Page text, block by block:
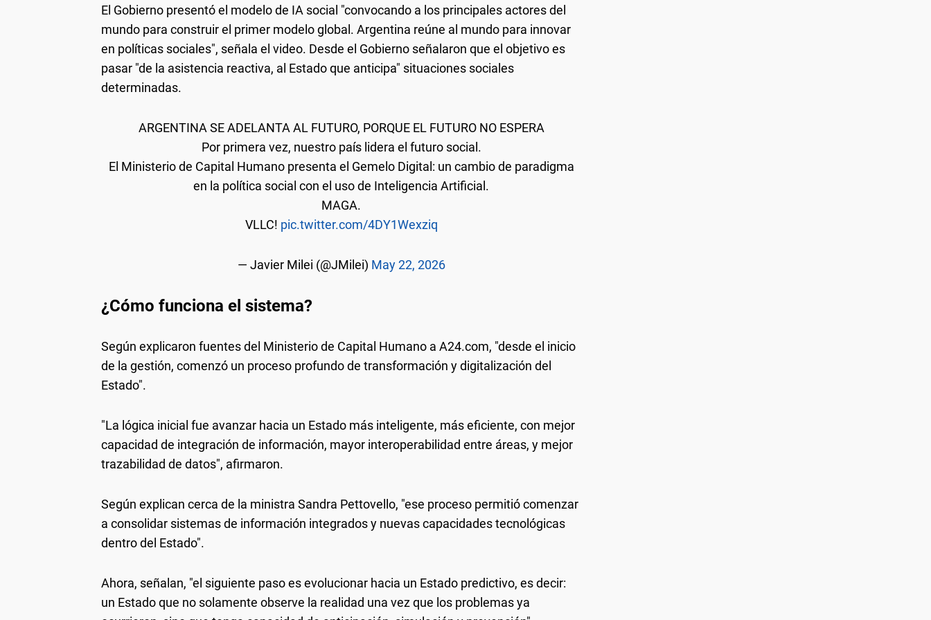
El Gobierno presentó el modelo de IA social "convocando a los principales actores del
mundo para construir el primer modelo global. Argentina reúne al mundo para innovar
en políticas sociales", señala el video. Desde el Gobierno señalaron que el objetivo es
pasar "de la asistencia reactiva, al Estado que anticipa" situaciones sociales
determinadas.
ARGENTINA SE ADELANTA AL FUTURO, PORQUE EL FUTURO NO ESPERA
Por primera vez, nuestro país lidera el futuro social.
El Ministerio de Capital Humano presenta el Gemelo Digital: un cambio de paradigma
en la política social con el uso de Inteligencia Artificial.
MAGA.
VLLC! pic.twitter.com/4DY1Wexziq
— Javier Milei (@JMilei) May 22, 2026
¿Cómo funciona el sistema?
Según explicaron fuentes del Ministerio de Capital Humano a A24.com, "desde el inicio
de la gestión, comenzó un proceso profundo de transformación y digitalización del
Estado".
"La lógica inicial fue avanzar hacia un Estado más inteligente, más eficiente, con mejor
capacidad de integración de información, mayor interoperabilidad entre áreas, y mejor
trazabilidad de datos", afirmaron.
Según explican cerca de la ministra Sandra Pettovello, "ese proceso permitió comenzar
a consolidar sistemas de información integrados y nuevas capacidades tecnológicas
dentro del Estado".
Ahora, señalan, "el siguiente paso es evolucionar hacia un Estado predictivo, es decir:
un Estado que no solamente observe la realidad una vez que los problemas ya